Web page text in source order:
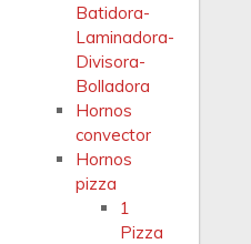
Batidora-
Laminadora-
Divisora-
Bolladora
Hornos
convector
Hornos
pizza
1
Pizza